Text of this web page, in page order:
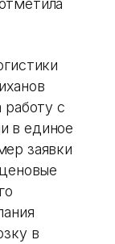
работу с
в единое
заявки
в